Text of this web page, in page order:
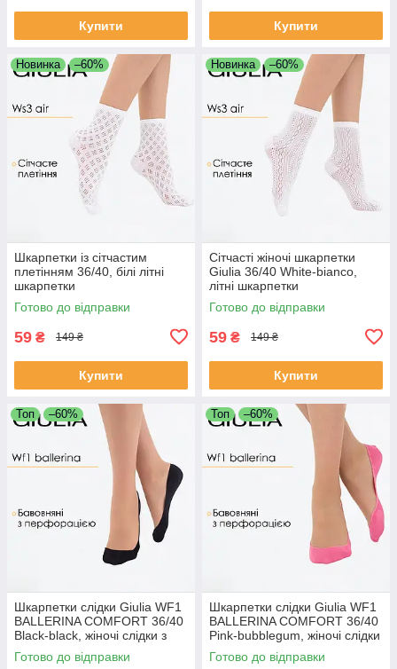
Купити Купити
Новинка –60%
Шкарпетки із сітчастим
плетінням 36/40, білі літні
шкарпетки
Готово до відправки
59 ₴ 149 ₴
Купити
Новинка –60%
Сітчасті жіночі шкарпетки
Giulia 36/40 White-bianco,
літні шкарпетки
Готово до відправки
59 ₴ 149 ₴
Купити
Топ –60%
Шкарпетки слідки Giulia WF1
BALLERINA COMFORT 36/40
Black-black, жіночі слідки з
перфорацією Джулія
Готово до відправки
Топ –60%
Шкарпетки слідки Giulia WF1
BALLERINA COMFORT 36/40
Pink-bubblegum, жіночі слідки
з перфорацією
Готово до відправки